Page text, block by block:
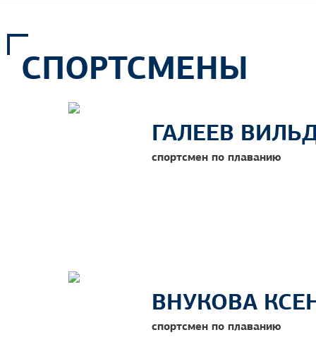
СПОРТСМЕНЫ
ГАЛЕЕВ
спортсмен по плаванию
ВНУКОВА
спортсмен по плаванию